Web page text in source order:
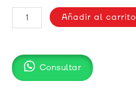
ACERO
/
LSD-
2026B
Añadir al carrito
Consultar